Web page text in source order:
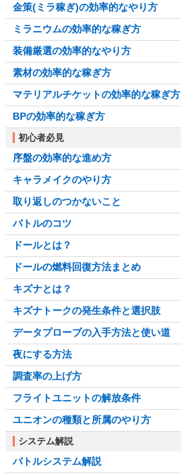
金策(ミラ稼ぎ)の効率的なやり方
ミラニウムの効率的な稼ぎ方
装備厳選の効率的なやり方
素材の効率的な稼ぎ方
マテリアルチケットの効率的な稼ぎ方
BPの効率的な稼ぎ方
初心者必見
序盤の効率的な進め方
キャラメイクのやり方
取り返しのつかないこと
バトルのコツ
ドールとは？
ドールの燃料回復方法まとめ
キズナとは？
キズナトークの発生条件と選択肢
データプローブの入手方法と使い道
夜にする方法
調査率の上げ方
フライトユニットの解放条件
ユニオンの種類と所属のやり方
システム解説
バトルシステム解説